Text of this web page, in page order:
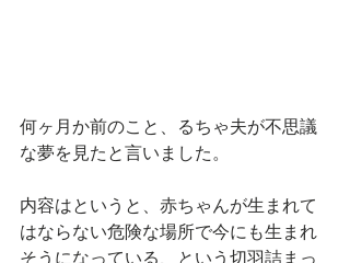
何ヶ月か前のこと、るちゃ夫が不思議
な夢を見たと言いました。
内容はというと、赤ちゃんが生まれて
はならない危険な場所で今にも生まれ
そうになっている、という切羽詰まっ